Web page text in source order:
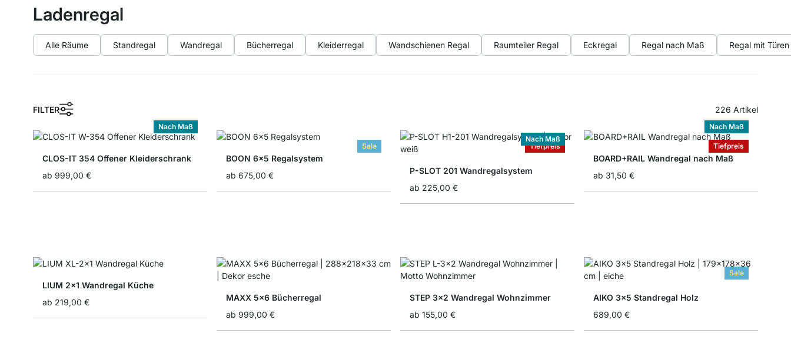
Ladenregal
Alle Räume Standregal Wandregal Bücherregal Kleiderregal Wandschienen Regal Raumteiler Regal Eckregal Regal nach Maß Regal mit Türen
FILTER 226 Artikel
Nach Maß
CLOS-IT 354 Offener Kleiderschrank
ab 999,00 €
Sale
BOON 6x5 Regalsystem
ab 675,00 €
Tiefpreis
Nach Maß
P-SLOT 201 Wandregalsystem
ab 225,00 €
Tiefpreis
Nach Maß
BOARD+RAIL Wandregal nach Maß
ab 31,50 €
LIUM 2x1 Wandregal Küche
ab 219,00 €
MAXX 5x6 Bücherregal
ab 999,00 €
STEP 3x2 Wandregal Wohnzimmer
ab 155,00 €
Sale
AIKO 3x5 Standregal Holz
689,00 €